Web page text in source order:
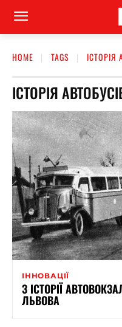
HOME TAGS ІСТОРІЯ
ІСТОРІЯ
ІННОВАЦІЇ
З ІСТОРІЇ
ЛЬВОВА